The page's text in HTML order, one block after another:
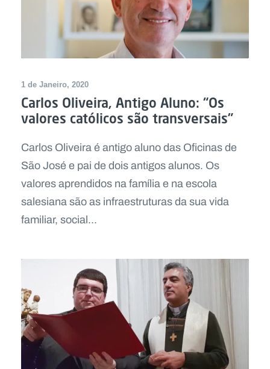
1 de Janeiro, 2020
Carlos Oliveira, Antigo Aluno: “Os
valores católicos são transversais”
Carlos Oliveira é antigo aluno das Oficinas de
São José e pai de dois antigos alunos. Os
valores aprendidos na família e na escola
salesiana são as infraestruturas da sua vida
familiar, social...